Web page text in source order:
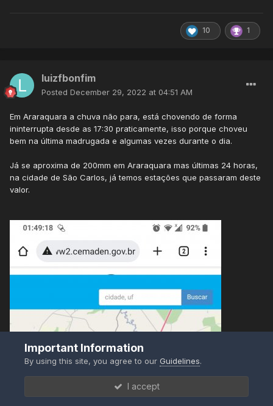
10 1
luizfbonfim
Posted December 29, 2022 at 04:51 AM
Em Araraquara a chuva não para, está chovendo de forma
ininterrupta desde as 17:30 praticamente, isso porque choveu
bem na última madrugada e algumas vezes durante o dia.
Já se aproxima de 200mm em Araraquara mas últimas 24 horas,
na cidade de São Carlos, já temos estações que passaram deste
valor.
Important Information
By using this site, you agree to ourGuidelines.
I accept